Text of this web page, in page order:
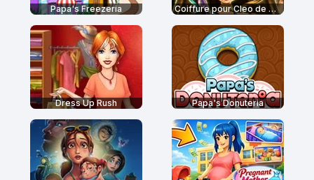
Papa's Freezeria Coiffure pour Cleo de Nile
Dress Up Rush Papa's Donuteria